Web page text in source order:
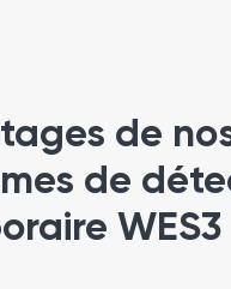
de
de
WES3